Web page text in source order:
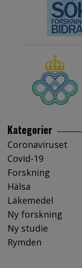
Kategorier
Coronaviruset
Covid-19
Forskning
Hälsa
Läkemedel
Ny forskning
Ny studie
Rymden